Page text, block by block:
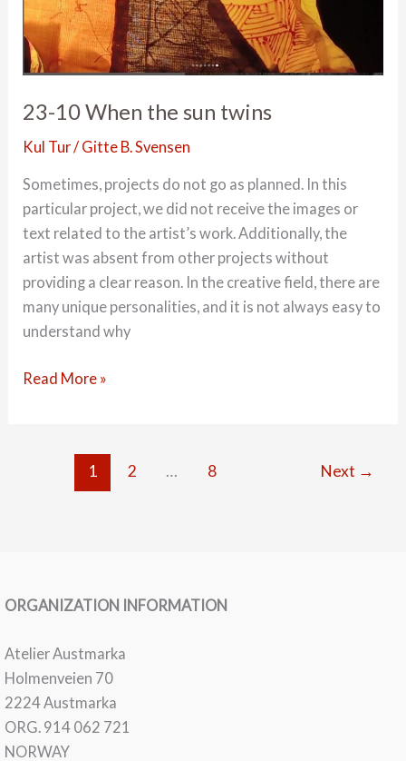
23-10 When the sun twins
Kul Tur / Gitte B. Svensen
Sometimes, projects do not go as planned. In this
particular project, we did not receive the images or
text related to the artist’s work. Additionally, the
artist was absent from other projects without
providing a clear reason. In the creative field, there are
many unique personalities, and it is not always easy to
understand why
23-
Read More »
1 2 … 8 Next →
ORGANIZATION INFORMATION
Atelier Austmarka
Holmenveien 70
2224 Austmarka
ORG. 914 062 721
NORWAY